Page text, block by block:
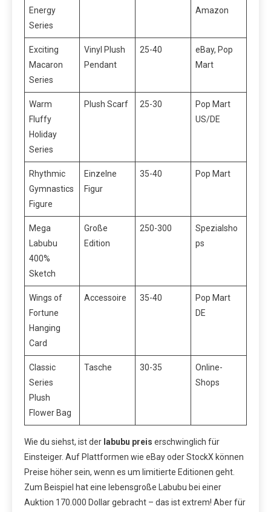
Energy
Series
Amazon
Exciting
Macaron
Series
Vinyl Plush
Pendant
25-40
eBay, Pop
Mart
Warm
Fluffy
Holiday
Series
Plush Scarf 25-30
Pop Mart
US/DE
Rhythmic
Gymnastics
Figure
Einzelne
Figur
35-40 Pop Mart
Mega
Labubu
400%
Sketch
Große
Edition
250-300
Spezialsho
ps
Wings of
Fortune
Hanging
Card
Accessoire 35-40
Pop Mart
DE
Classic
Series
Plush
Flower Bag
Tasche 30-35
Online-
Shops
Wie du siehst, ist der labubu preis erschwinglich für
Einsteiger. Auf Plattformen wie eBay oder StockX können
Preise höher sein, wenn es um limitierte Editionen geht.
Zum Beispiel hat eine lebensgroße Labubu bei einer
Auktion 170.000 Dollar gebracht – das ist extrem! Aber für